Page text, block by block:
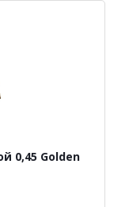
0,45 Golden